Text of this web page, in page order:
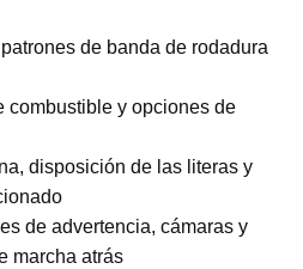
de banda de rodadura
combustible y opciones de
disposición de las literas y
de advertencia, cámaras y
marcha atrás